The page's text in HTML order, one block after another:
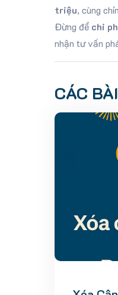
triệu, cùng
Đừng để chi
nhận tư vấn
CÁC